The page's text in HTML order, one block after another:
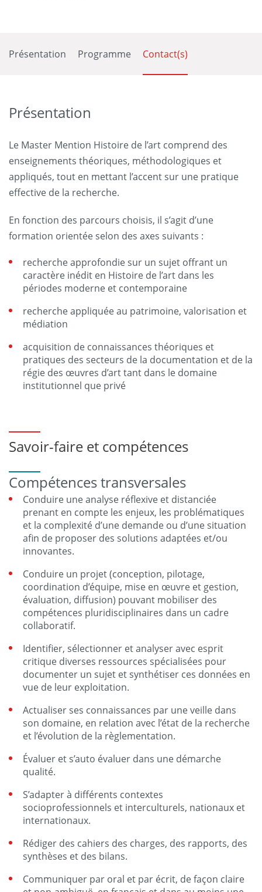
Présentation Programme Contact(s)
Présentation
Le Master Mention Histoire de l’art comprend des
enseignements théoriques, méthodologiques et
appliqués, tout en mettant l’accent sur une pratique
effective de la recherche.
En fonction des parcours choisis, il s’agit d’une
formation orientée selon des axes suivants :
recherche approfondie sur un sujet offrant un
caractère inédit en Histoire de l’art dans les
périodes moderne et contemporaine
recherche appliquée au patrimoine, valorisation et
médiation
acquisition de connaissances théoriques et
pratiques des secteurs de la documentation et de la
régie des œuvres d’art tant dans le domaine
institutionnel que privé
Savoir-faire et compétences
Compétences transversales
Conduire une analyse réflexive et distanciée
prenant en compte les enjeux, les problématiques
et la complexité d’une demande ou d’une situation
afin de proposer des solutions adaptées et/ou
innovantes.
Conduire un projet (conception, pilotage,
coordination d’équipe, mise en œuvre et gestion,
évaluation, diffusion) pouvant mobiliser des
compétences pluridisciplinaires dans un cadre
collaboratif.
Identifier, sélectionner et analyser avec esprit
critique diverses ressources spécialisées pour
documenter un sujet et synthétiser ces données en
vue de leur exploitation.
Actualiser ses connaissances par une veille dans
son domaine, en relation avec l’état de la recherche
et l’évolution de la règlementation.
Évaluer et s’auto évaluer dans une démarche
qualité.
S’adapter à différents contextes
socioprofessionnels et interculturels, nationaux et
internationaux.
Rédiger des cahiers des charges, des rapports, des
synthèses et des bilans.
Communiquer par oral et par écrit, de façon claire